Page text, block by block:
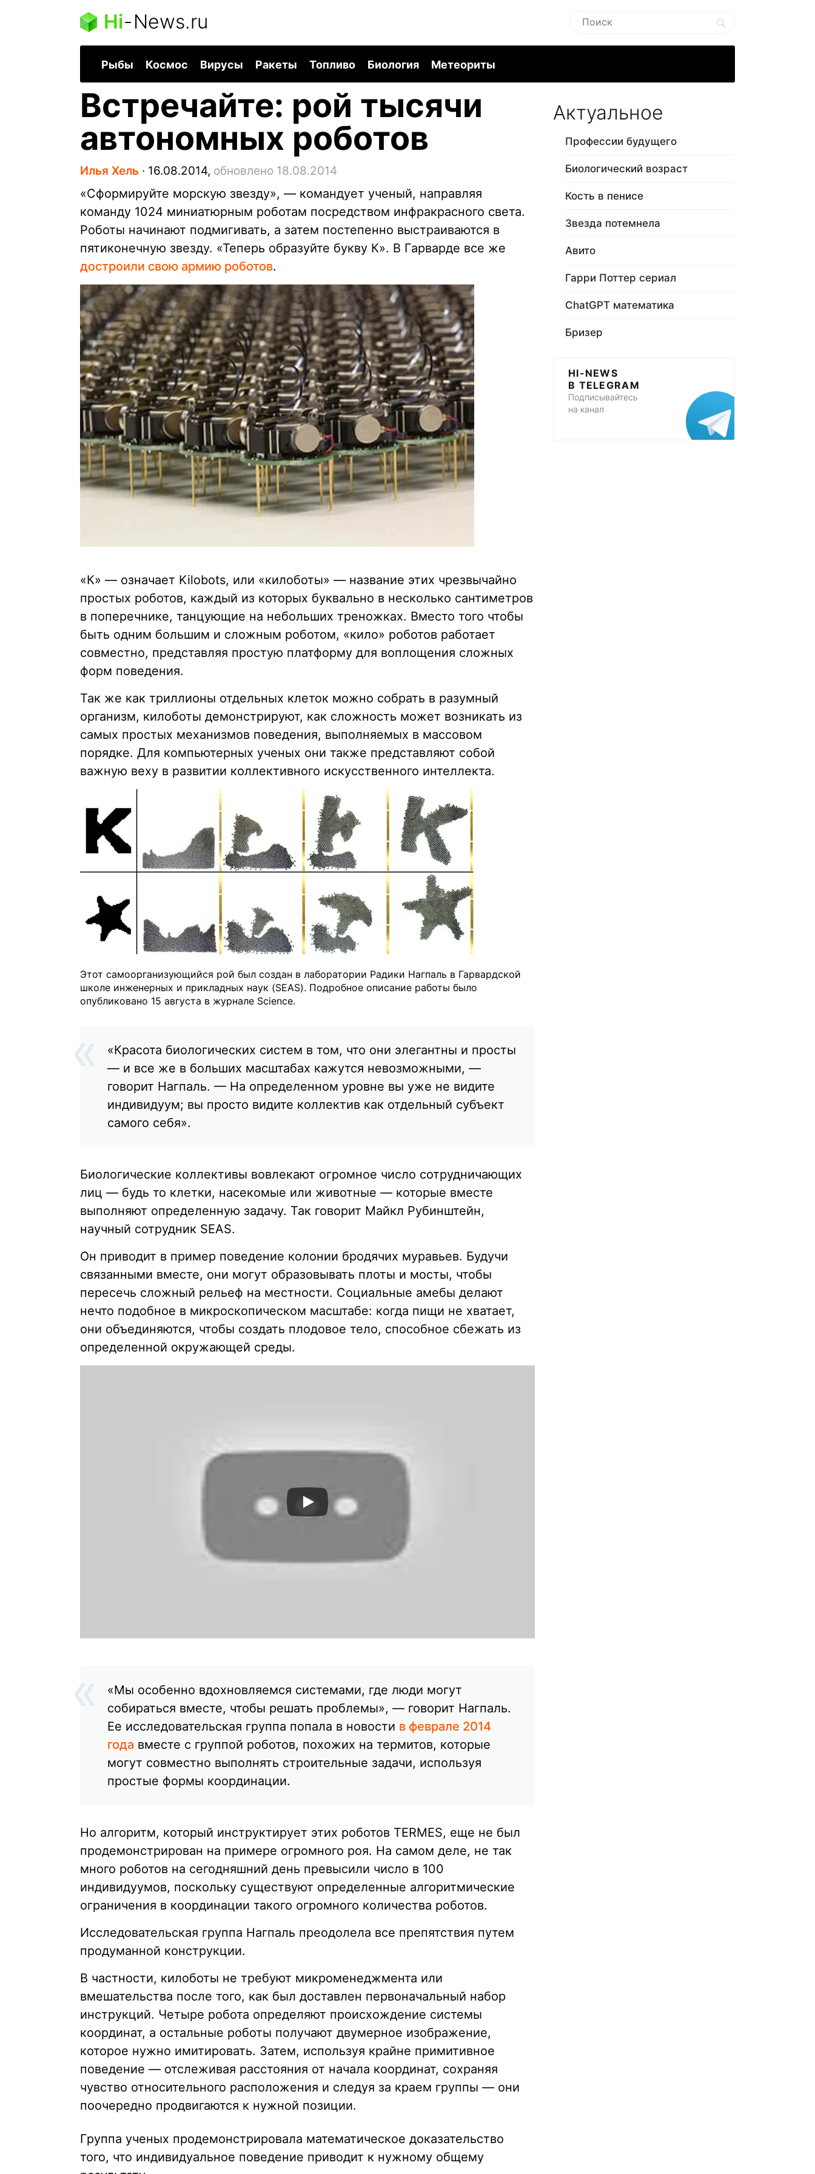
Hi-News.ru
Рыбы Космос Вирусы Ракеты Топливо Биология Метеориты
Встречайте: рой тысячи
автономных роботов
Илья Хель ∙ 16.08.2014, обновлено 18.08.2014
«Сформируйте морскую звезду», — командует ученый, направляя
команду 1024 миниатюрным роботам посредством инфракрасного света.
Роботы начинают подмигивать, а затем постепенно выстраиваются в
пятиконечную звезду. «Теперь образуйте букву К». В Гарварде все же
достроили свою армию роботов.
«К» — означает Kilobots, или «килоботы» — название этих чрезвычайно
простых роботов, каждый из которых буквально в несколько сантиметров
в поперечнике, танцующие на небольших треножках. Вместо того чтобы
быть одним большим и сложным роботом, «кило» роботов работает
совместно, представляя простую платформу для воплощения сложных
форм поведения.
Так же как триллионы отдельных клеток можно собрать в разумный
организм, килоботы демонстрируют, как сложность может возникать из
самых простых механизмов поведения, выполняемых в массовом
порядке. Для компьютерных ученых они также представляют собой
важную веху в развитии коллективного искусственного интеллекта.
Этот самоорганизующийся рой был создан в лаборатории Радики Нагпаль в Гарвардской
школе инженерных и прикладных наук (SEAS). Подробное описание работы было
опубликовано 15 августа в журнале Science.
«Красота биологических систем в том, что они элегантны и просты
— и все же в больших масштабах кажутся невозможными, —
говорит Нагпаль. — На определенном уровне вы уже не видите
индивидуум; вы просто видите коллектив как отдельный субъект
самого себя».
Биологические коллективы вовлекают огромное число сотрудничающих
лиц — будь то клетки, насекомые или животные — которые вместе
выполняют определенную задачу. Так говорит Майкл Рубинштейн,
научный сотрудник SEAS.
Он приводит в пример поведение колонии бродячих муравьев. Будучи
связанными вместе, они могут образовывать плоты и мосты, чтобы
пересечь сложный рельеф на местности. Социальные амебы делают
нечто подобное в микроскопическом масштабе: когда пищи не хватает,
они объединяются, чтобы создать плодовое тело, способное сбежать из
определенной окружающей среды.
«Мы особенно вдохновляемся системами, где люди могут
собираться вместе, чтобы решать проблемы», — говорит Нагпаль.
Ее исследовательская группа попала в новости в феврале 2014
года вместе с группой роботов, похожих на термитов, которые
могут совместно выполнять строительные задачи, используя
простые формы координации.
Но алгоритм, который инструктирует этих роботов TERMES, еще не был
продемонстрирован на примере огромного роя. На самом деле, не так
много роботов на сегодняшний день превысили число в 100
индивидуумов, поскольку существуют определенные алгоритмические
ограничения в координации такого огромного количества роботов.
Исследовательская группа Нагпаль преодолела все препятствия путем
продуманной конструкции.
В частности, килоботы не требуют микроменеджмента или
вмешательства после того, как был доставлен первоначальный набор
инструкций. Четыре робота определяют происхождение системы
координат, а остальные роботы получают двумерное изображение,
которое нужно имитировать. Затем, используя крайне примитивное
поведение — отслеживая расстояния от начала координат, сохраняя
чувство относительного расположения и следуя за краем группы — они
поочередно продвигаются к нужной позиции.
Группа ученых продемонстрировала математическое доказательство
того, что индивидуальное поведение приводит к нужному общему
Актуальное
Профессии будущего
Биологический возраст
Кость в пенисе
Звезда потемнела
Авито
Гарри Поттер сериал
ChatGPT математика
Бризер
HI-NEWS
В TELEGRAM
Подписывайтесь
на канал